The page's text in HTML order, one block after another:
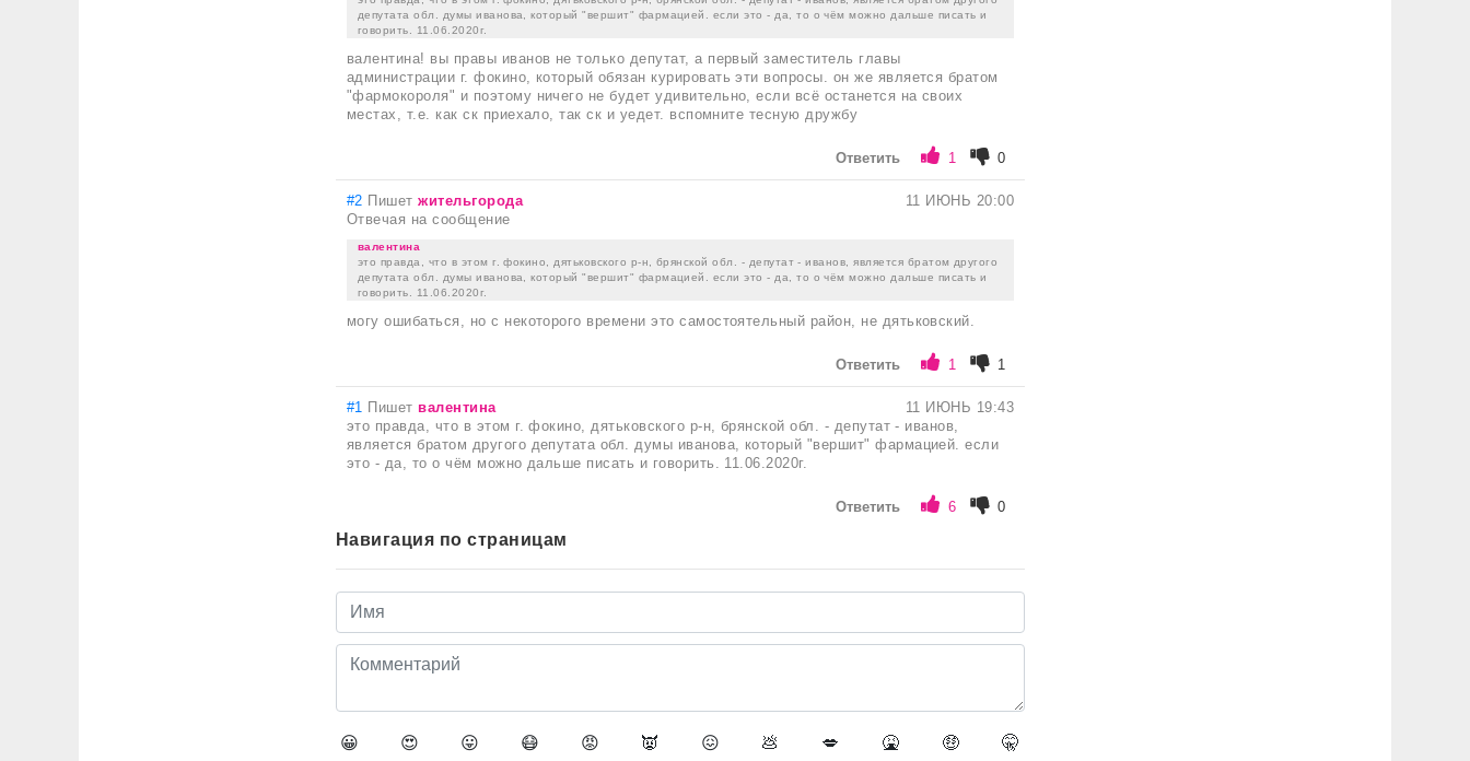
депутата обл. думы иванова, который "вершит" фармацией. если это - да, то о чём можно дальше писать и
говорить. 11.06.2020г.
валентина! вы правы иванов не только депутат, а первый заместитель главы
администрации г. фокино, который обязан курировать эти вопросы. он же является братом
"фармокороля" и поэтому ничего не будет удивительно, если всё останется на своих
местах, т.е. как ск приехало, так ск и уедет. вспомните тесную дружбу
Ответить 1 0
#2 Пишетжительгорода
11 ИЮНЬ 20:00
Отвечая на сообщение
валентина
это правда, что в этом г. фокино, дятьковского р-н, брянской обл. - депутат - иванов, является братом другого
депутата обл. думы иванова, который "вершит" фармацией. если это - да, то о чём можно дальше писать и
говорить. 11.06.2020г.
могу ошибаться, но с некоторого времени это самостоятельный район, не дятьковский.
Ответить 1 1
#1 Пишет валентина
11 ИЮНЬ 19:43
это правда, что в этом г. фокино, дятьковского р-н, брянской обл. - депутат - иванов,
является братом другого депутата обл. думы иванова, который "вершит" фармацией. если
это - да, то о чём можно дальше писать и говорить. 11.06.2020г.
Ответить 6 0
Навигация по страницам
😀 😍 😛 😷 😡 👿 😖 💩 💋 🤮 🤑 🤫